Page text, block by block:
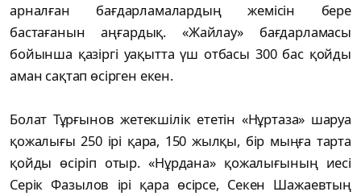
арналған бағдарламалардың жемісін бере
бастағанын аңғардық. «Жайлау» бағдарламасы
бойынша қазіргі уақытта үш отбасы 300 бас қойды
аман сақтап өсірген екен.
Болат Тұрғынов жетекшілік ететін «Нұртаза» шаруа
қожалығы 250 ірі қара, 150 жылқы, бір мыңға тарта
қойды өсіріп отыр. «Нұрдана» қожалығының иесі
Серік Фазылов ірі қара өсірсе, Секен Шажаевтың